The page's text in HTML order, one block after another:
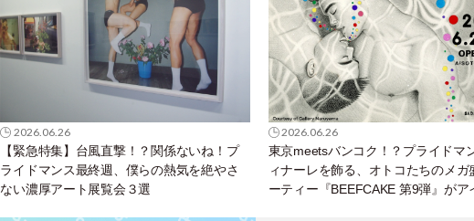
2026.06.26
【緊急特集】台風直撃！？関係ないね！プ
ライドマンス最終週、僕らの熱気を絶やさ
ない濃厚アート展覧会３選
2026.06.26
東京meetsバンコク！？プライドマ
ィナーレを飾る、オトコたちのメガ
ーティー『BEEFCAKE 第9弾』がア